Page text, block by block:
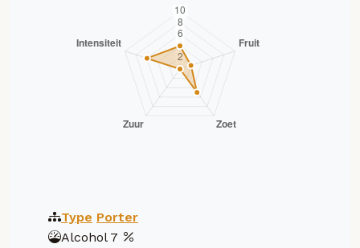
Type Porter
Alcohol 7